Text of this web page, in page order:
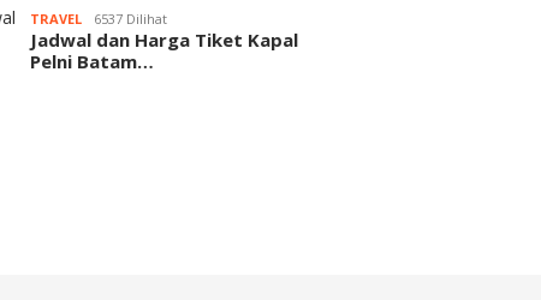
TRAVEL 6537 Dilihat
Jadwal dan Harga Tiket Kapal
Pelni Batam…